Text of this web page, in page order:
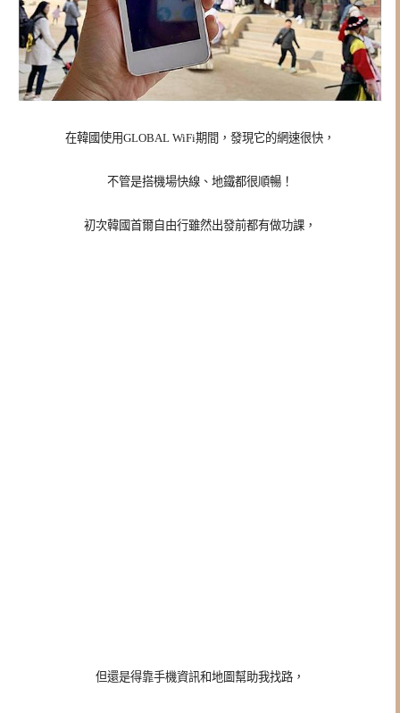
在韓國使用GLOBAL WiFi期間，發現它的網速很快，
不管是搭機場快線、地鐵都很順暢！
初次韓國首爾自由行雖然出發前都有做功課，
但還是得靠手機資訊和地圖幫助我找路，